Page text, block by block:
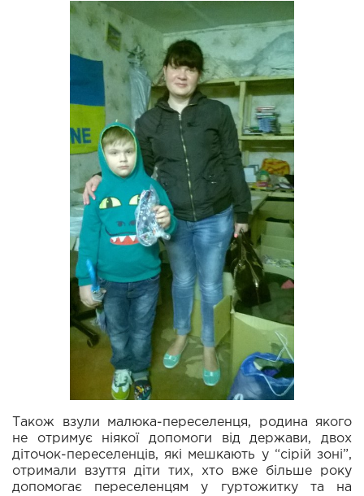
Також взули малюка-переселенця, родина якого
не отримує ніякої допомоги від держави, двох
діточок-переселенців, які мешкають у “сірій зоні”,
отримали взуття діти тих, хто вже більше року
допомогає переселенцям у гуртожитку та на